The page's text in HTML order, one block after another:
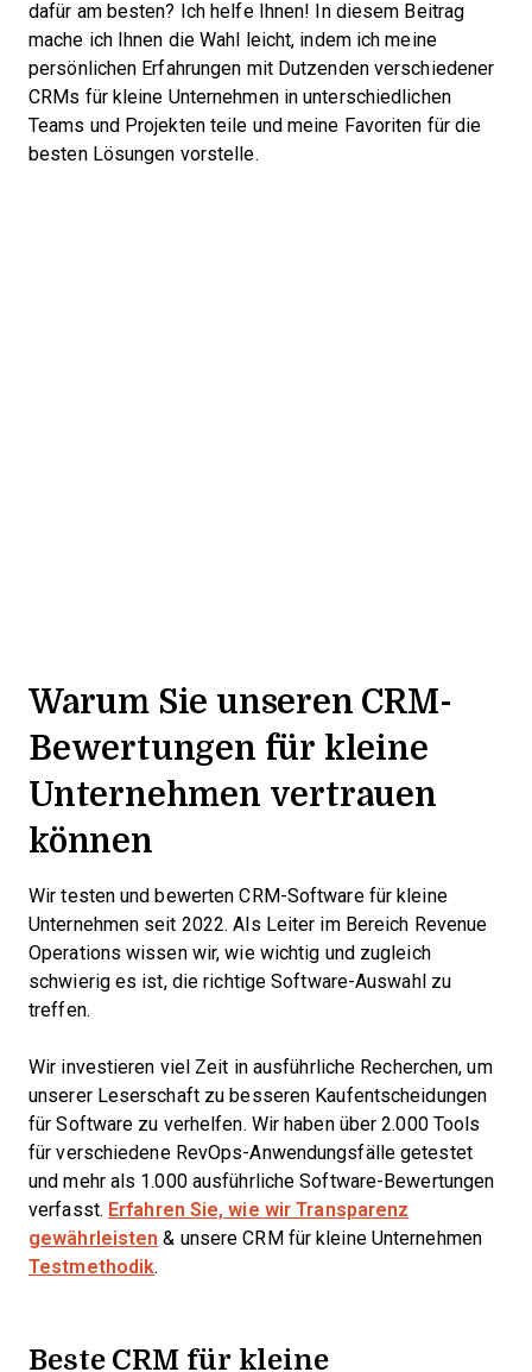
dafür am besten? Ich helfe Ihnen! In diesem Beitrag
mache ich Ihnen die Wahl leicht, indem ich meine
persönlichen Erfahrungen mit Dutzenden verschiedener
CRMs für kleine Unternehmen in unterschiedlichen
Teams und Projekten teile und meine Favoriten für die
besten Lösungen vorstelle.
Warum Sie unseren CRM-
Bewertungen für kleine
Unternehmen vertrauen
können
Wir testen und bewerten CRM-Software für kleine
Unternehmen seit 2022. Als Leiter im Bereich Revenue
Operations wissen wir, wie wichtig und zugleich
schwierig es ist, die richtige Software-Auswahl zu
treffen.
Wir investieren viel Zeit in ausführliche Recherchen, um
unserer Leserschaft zu besseren Kaufentscheidungen
für Software zu verhelfen. Wir haben über 2.000 Tools
für verschiedene RevOps-Anwendungsfälle getestet
und mehr als 1.000 ausführliche Software-Bewertungen
verfasst. Erfahren Sie, wie wir Transparenz
gewährleisten & unsere CRM für kleine Unternehmen
Testmethodik.
Beste CRM für kleine